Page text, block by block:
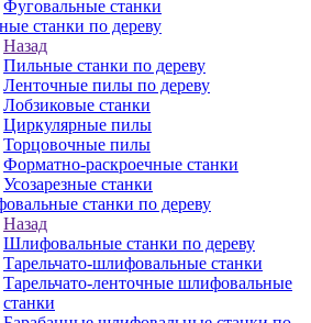
Фуговальные станки
станки по дереву
Назад
Пильные станки по дереву
Ленточные пилы по дереву
Лобзиковые станки
Циркулярные пилы
Торцовочные пилы
Форматно-раскроечные станки
Усозарезные станки
станки по дереву
Назад
Шлифовальные станки по дереву
Тарельчато-шлифовальные станки
Тарельчато-ленточные шлифовальные
станки